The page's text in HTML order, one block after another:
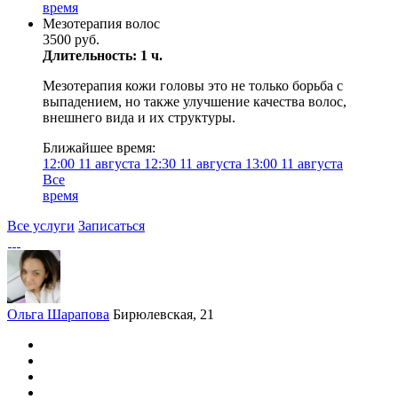
время
Мезотерапия волос
3500 руб.
Длительность: 1 ч.
Мезотерапия кожи головы это не только борьба с
выпадением, но также улучшение качества волос,
внешнего вида и их структуры.
Ближайшее время:
12:00 11 августа 12:30 11 августа 13:00 11 августа
Все
время
Все услуги Записаться
Ольга Шарапова Бирюлевская, 21